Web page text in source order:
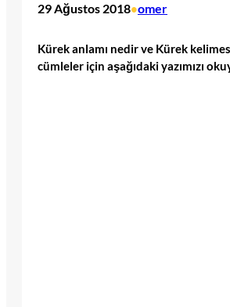
29 Ağustos 2018•omer
Kürek anlamı nedir ve Kürek
cümleler için aşağıdaki yazımızı